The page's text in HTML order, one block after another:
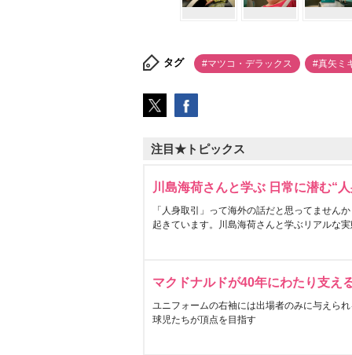
タグ #マツコ・デラックス #真矢ミ
注目★トピックス
川島海荷さんと学ぶ 日常に潜む“
「人身取引」って海外の話だと思ってません
起きています。川島海荷さんと学ぶリアルな
マクドナルドが40年にわたり支え
ユニフォームの右袖には出場者のみに与えら
球児たちが頂点を目指す